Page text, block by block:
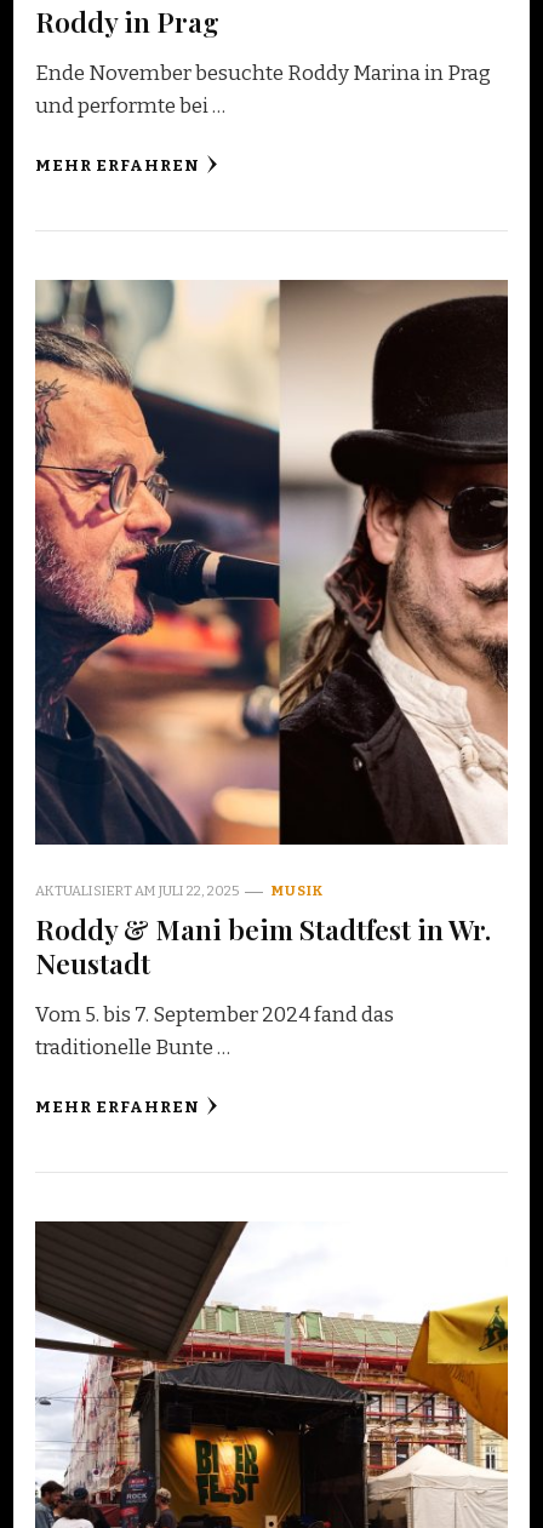
Roddy in Prag
Ende November besuchte Roddy Marina in Prag
und performte bei …
MEHR ERFAHREN
AKTUALISIERT AM JULI 22, 2025 MUSIK
Roddy & Mani beim Stadtfest in Wr.
Neustadt
Vom 5. bis 7. September 2024 fand das
traditionelle Bunte …
MEHR ERFAHREN